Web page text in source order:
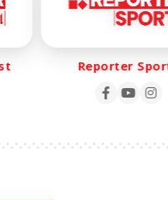
Reporter Sports